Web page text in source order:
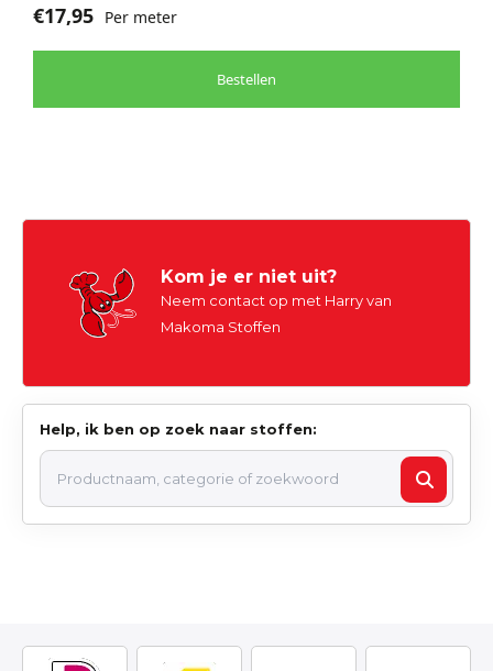
€17,95 Per meter
Bestellen
Kom je er niet uit?
Neem contact op met Harry van
Makoma Stoffen
Help, ik ben op zoek naar stoffen: